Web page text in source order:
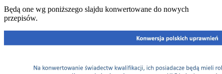
Będą one wg poniższego slajdu konwertowane do nowych
przepisów.